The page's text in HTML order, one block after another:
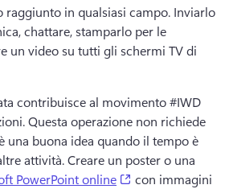
raggiunto in qualsiasi campo. Inviarlo
chattare, stamparlo per le
un video su tutti gli schermi TV di
contribuisce al movimento #IWD
Questa operazione non richiede
una buona idea quando il tempo è
attività. Creare un poster o una
PowerPoint online (opens in a new
con immagini